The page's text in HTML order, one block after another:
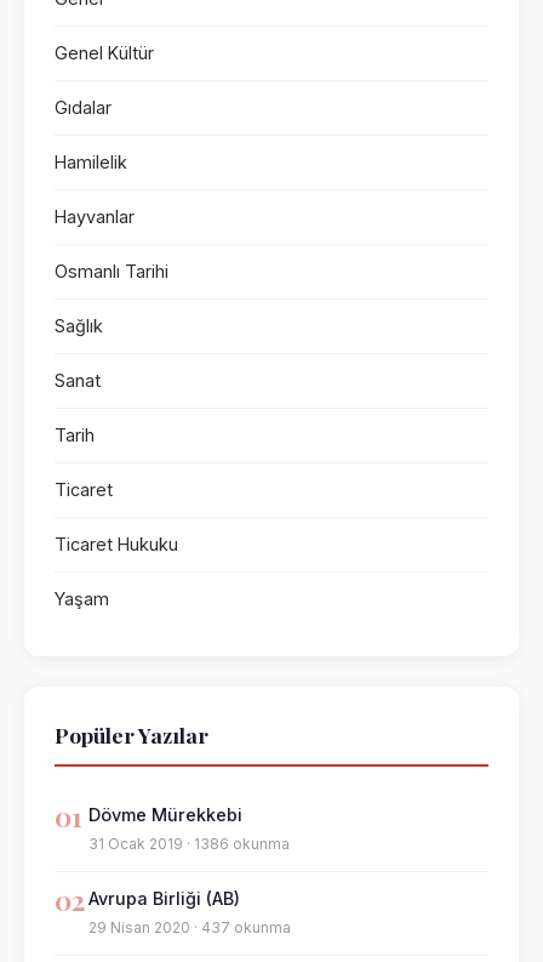
Genel Kültür
Gıdalar
Hamilelik
Hayvanlar
Osmanlı Tarihi
Sağlık
Sanat
Tarih
Ticaret
Ticaret Hukuku
Yaşam
Popüler Yazılar
01 Dövme Mürekkebi
31 Ocak 2019 · 1386 okunma
02Avrupa Birliği (AB)
29 Nisan 2020 · 437 okunma